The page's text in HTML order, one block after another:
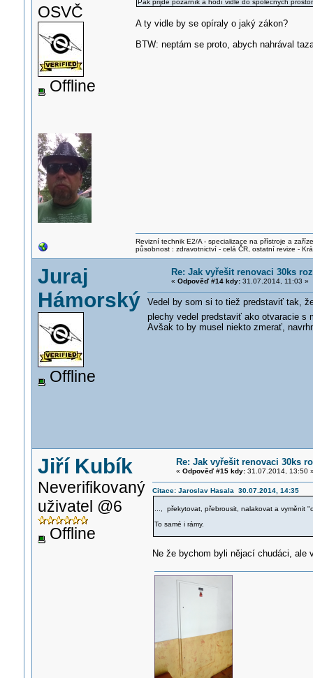
OSVČ
Offline
Pak přijde požárník a hodí vidle do společných
A ty vidle by se opíraly o jaký zákon?
BTW: neptám se proto, abych nahrával
Revizní technik E2/A - specializace na přístroje a
působnost : zdravotnictví - celá ČR, ostatní revize -
Juraj
Hámorský
Offline
Re: Jak vyřešit renovaci 30ks
« Odpověď #14 kdy:31.07.2014, 11:03 »
Vedel by som si to tiež predstaviť tak,
plechy vedel predstaviť ako otvaracie s
Avšak to by musel niekto zmerať,
Jiří Kubík
Neverifikovaný
uživatel @6
Offline
Re: Jak vyřešit renovaci 30ks
« Odpověď #15 kdy:31.07.2014, 13:50
Citace: Jaroslav Hasala 30.07.2014, 14:35
..., překytovat, přebrousit, nalakovat a vyměnit
To samé i rámy.
Ne že bychom byli nějací chudáci, ale